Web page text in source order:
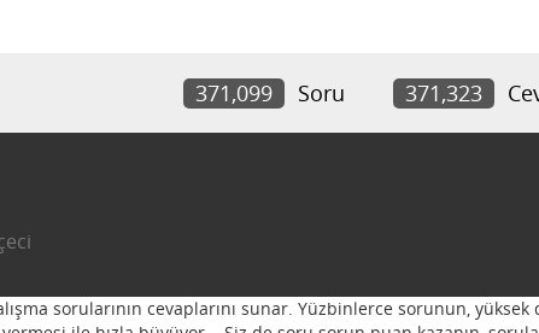
371,099 Soru 371,323
sorularının cevaplarını sunar. Yüzbinlerce sorunun,